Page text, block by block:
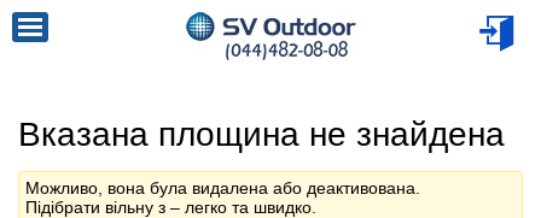
Вказана площина не знайдена
Можливо, вона була видалена або деактивована.
Підібрати вільну з – легко та швидко.